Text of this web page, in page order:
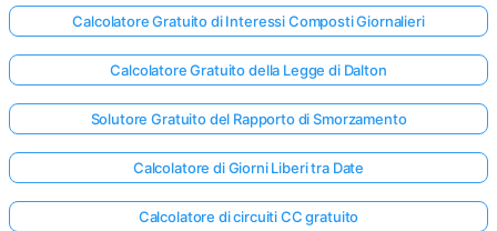
Calcolatore Gratuito di Interessi Composti Giornalieri
Calcolatore Gratuito della Legge di Dalton
Solutore Gratuito del Rapporto di Smorzamento
Calcolatore di Giorni Liberi tra Date
Calcolatore di circuiti CC gratuito